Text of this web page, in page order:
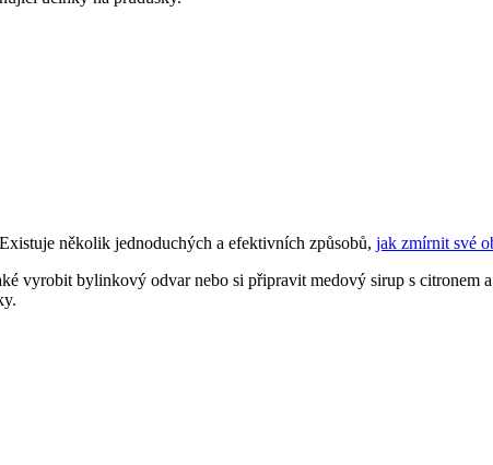
několik jednoduchých a efektivních způsobů, jak zmírnit své
vyrobit bylinkový odvar nebo si připravit medový sirup s citronem